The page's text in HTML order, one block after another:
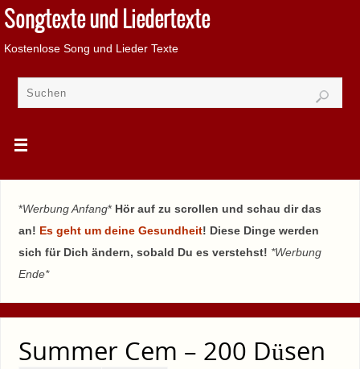
Songtexte und Liedertexte
Kostenlose Song und Lieder Texte
*Werbung Anfang* Hör auf zu scrollen und schau dir das
an! Es geht um deine Gesundheit! Diese Dinge werden
sich für Dich ändern, sobald Du es verstehst! *Werbung
Ende*
Summer Cem – 200 Düsen